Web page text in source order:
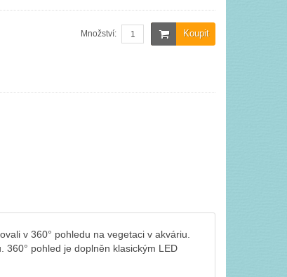
Koupit
Množství:
v 360° pohledu na vegetaci v akváriu.
pohled je doplněn klasickým LED